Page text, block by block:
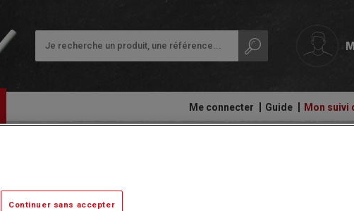
Me connecter Guide Mon suivi
Structure évolutive 2 tours
scellement
Continuer sans accepter